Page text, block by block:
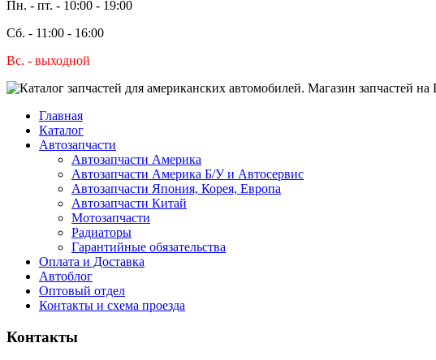
Пн. - пт. - 10:00 - 19:00
Сб. - 11:00 - 16:00
Вс. - выходной
Главная
Каталог
Автозапчасти
Автозапчасти Америка
Автозапчасти Америка Б/У и Автосервис
Автозапчасти Япония, Корея, Европа
Автозапчасти Китай
Мотозапчасти
Радиаторы
Гарантийные обязательства
Оплата и Доставка
Автоблог
Оптовый отдел
Контакты и схема проезда
Контакты